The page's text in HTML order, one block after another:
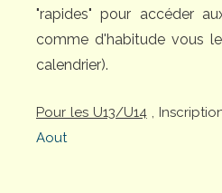
"rapides" pour accéder
comme d'habitude vous
calendrier).
Pour les U13/U14,
Aout